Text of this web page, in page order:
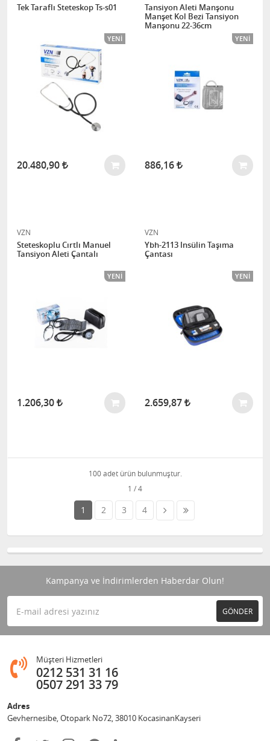
Tek Taraflı Steteskop Ts-s01
YENI
20.480,90
Tansiyon Aleti Manşonu
Manşet Kol Bezi Tansiyon
Manşonu 22-36cm
YENI
886,16
VZN
Steteskoplu Cırtlı Manuel
Tansiyon Aleti Çantalı
YENI
1.206,30
VZN
Ybh-2113 Insülin Taşıma
Çantası
YENI
2.659,87
100 adet ürün bulunmuştur.
1 2 3 4
Kampanya ve İndirimlerden Haberdar Olun!
GÖNDER
Müşteri Hizmetleri
0212 531 31 16
0507 291 33 79
Adres
Gevhernesibe, Otopark No72, 38010 KocasinanKayseri